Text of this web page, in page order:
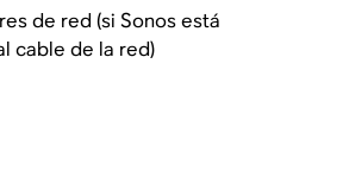
de red (si Sonos está
cable de la red)